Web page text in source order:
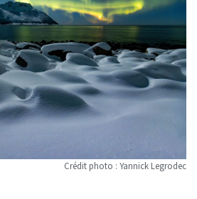
Crédit photo : Yannick Legrodec